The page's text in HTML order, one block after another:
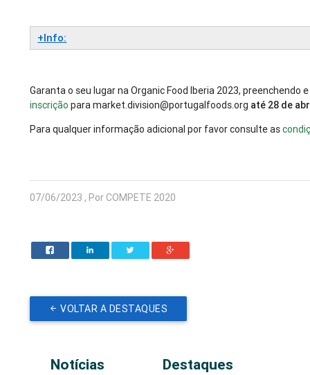
+Info:
Garanta o seu lugar na Organic Food Iberia 2023, preenchendo
inscrição para market.division@portugalfoods.org até 28 de
Para qualquer informação adicional por favor consulte as
07/06/2023 , Por COMPETE 2020
VOLTAR A DESTAQUES
Notícias Destaques